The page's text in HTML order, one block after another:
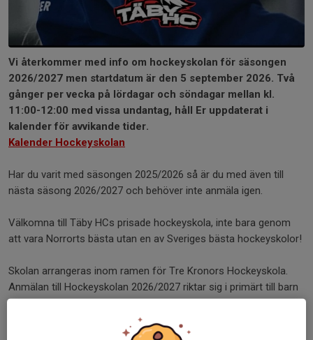
Vi återkommer med info om hockeyskolan för säsongen
2026/2027 men startdatum är den 5 september 2026. Två
gånger per vecka på lördagar och söndagar mellan kl.
11:00-12:00 med vissa undantag, håll Er uppdaterat i
kalender för avvikande tider.
Kalender Hockeyskolan
Har du varit med säsongen 2025/2026 så är du med även till
nästa säsong 2026/2027 och behöver inte anmäla igen.
Välkomna till Täby HCs prisade hockeyskola, inte bara genom
att vara Norrorts bästa utan en av Sveriges bästa hockeyskolor!
Skolan arrangeras inom ramen för Tre Kronors Hockeyskola.
Anmälan till Hockeyskolan 2026/2027 riktar sig i primärt till barn
födda 2019 - 2022, men även äldre och yngre barn är välkomna